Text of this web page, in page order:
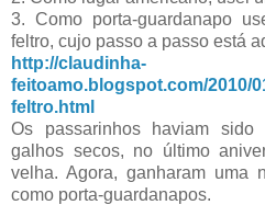
3. Como porta-guardanapo
feltro, cujo passo a passo está
http://claudinha-
feitoamo.blogspot.com/2010/
feltro.html
Os passarinhos haviam sido
galhos secos, no último
velha. Agora, ganharam uma
como porta-guardanapos.